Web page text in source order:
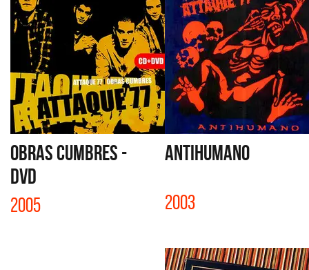
OBRAS CUMBRES -
DVD
2005
ANTIHUMANO
2003